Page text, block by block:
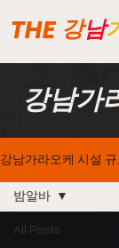
강남
THE
강남가
강남가라오케 시설 규
All Posts
밤알바